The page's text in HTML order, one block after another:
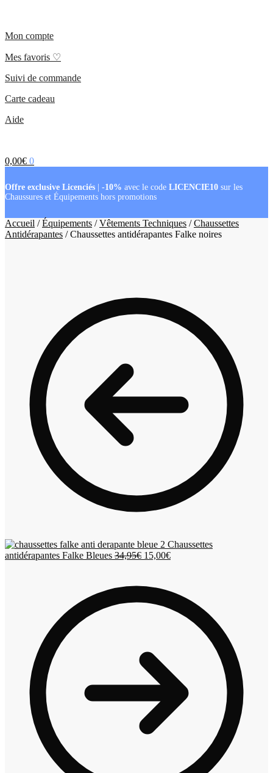
Mon compte
Mes favoris ♡
Suivi de commande
Carte cadeau
Aide
0,00€ 0
Offre exclusive Licenciés -10% avec le code LICENCIE10 sur les
Chaussures et Équipements hors promotions
Accueil /Équipements /Vêtements Techniques /Chaussettes
Antidérapantes /Chaussettes antidérapantes Falke noires
Chaussettes
antidérapantes Falke Bleues 34,95€ Le
était :
15,00€Le
15,00€.